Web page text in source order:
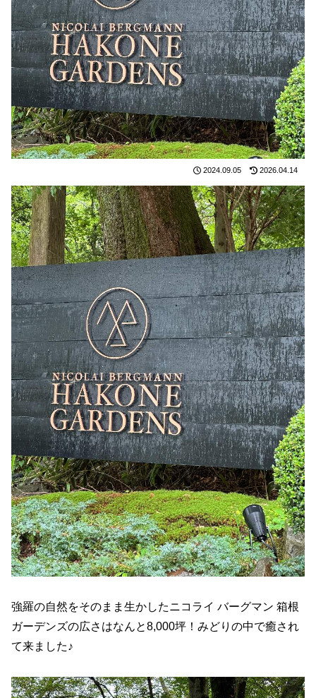
2024.09.05 2026.04.14
強羅の自然をそのまま生かしたニコライ バーグマン 箱根
ガーデンズの広さはなんと8,000坪！みどりの中で癒され
て来ました♪